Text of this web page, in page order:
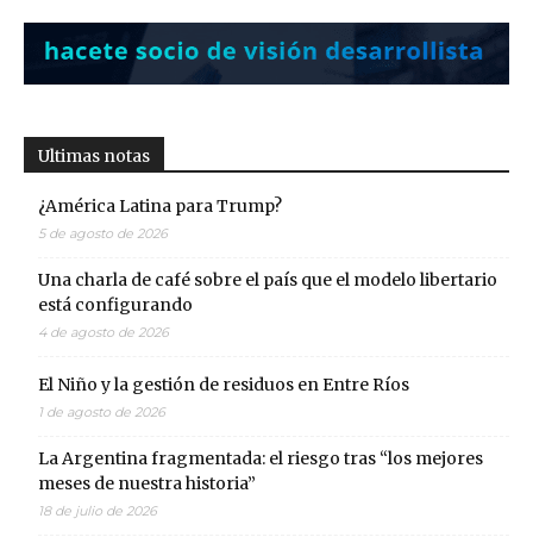
Ultimas notas
¿América Latina para Trump?
5 de agosto de 2026
Una charla de café sobre el país que el modelo libertario
está configurando
4 de agosto de 2026
El Niño y la gestión de residuos en Entre Ríos
1 de agosto de 2026
La Argentina fragmentada: el riesgo tras “los mejores
meses de nuestra historia”
18 de julio de 2026